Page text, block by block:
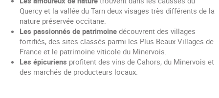
Quercy et la vallée du Tarn deux visages très différents de la
nature préservée occitane.
Les passionnés de patrimoine découvrent des villages
fortifiés, des sites classés parmi les Plus Beaux Villages de
France et le patrimoine viticole du Minervois.
Les épicuriens profitent des vins de Cahors, du Minervois et
des marchés de producteurs locaux.